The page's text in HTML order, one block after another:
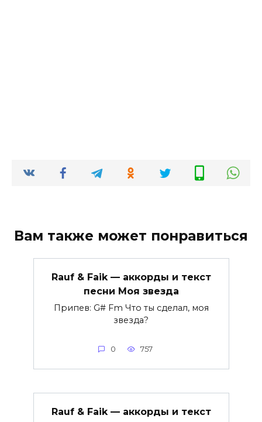
Вам также может понравиться
Rauf & Faik — аккорды и текст
песни Моя звезда
Припев: G# Fm Что ты сделал, моя
звезда?
0 757
Rauf & Faik — аккорды и текст